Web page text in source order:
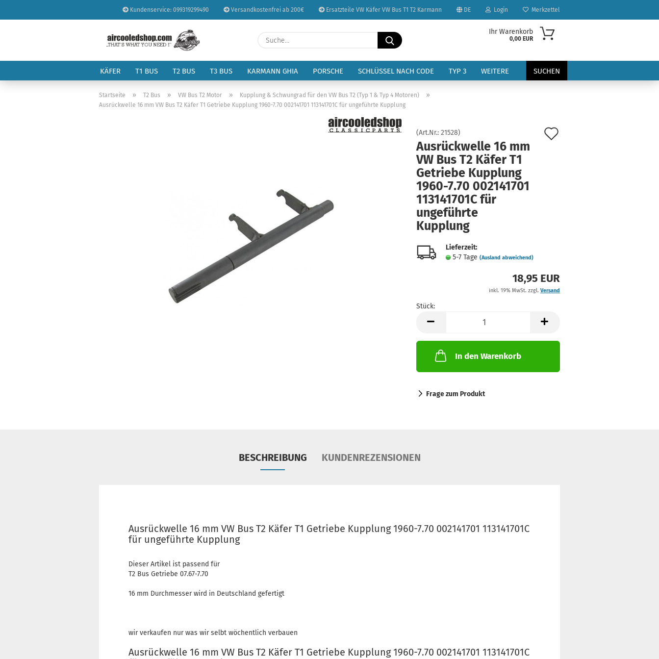
Kundenservice: 099319299490 Versandkostenfrei ab 200€ Ersatzteile VW Käfer VW Bus T1 T2 Karmann DE
Sprache auswählen
Lieferland
Login
Konto erstellen
Passwort vergessen?
Merkzettel
Suche...
Ihr Warenkorb
0,00 EUR
KÄFER T1 BUS T2 BUS T3 BUS KARMANN GHIA PORSCHE SCHLÜSSEL NACH CODE TYP 3 SUCHEN
WEITERE
Startseite » T2 Bus » VW Bus T2 Motor » Kupplung & Schwungrad für den VW Bus T2 (Typ 1 & Typ 4 Motoren) »
Ausrückwelle 16 mm VW Bus T2 Käfer T1 Getriebe Kupplung 1960-7.70 002141701 113141701C für ungeführte Kupplung
(Art.Nr.: 21528)
Ausrückwelle 16 mm
VW Bus T2 Käfer T1
Getriebe Kupplung
1960-7.70 002141701
113141701C für
ungeführte
Kupplung
Lieferzeit:
5-7 Tage (Ausland abweichend)
18,95 EUR
inkl. 19% MwSt. zzgl. Versand
Stück:
Stück
In den Warenkorb
Frage zum Produkt
BESCHREIBUNG KUNDENREZENSIONEN
Ausrückwelle 16 mm VW Bus T2 Käfer T1 Getriebe Kupplung 1960-7.70 002141701 113141701C
für ungeführte Kupplung
Dieser Artikel ist passend für
T2 Bus Getriebe 07.67-7.70
16 mm Durchmesser wird in Deutschland gefertigt
wir verkaufen nur was wir selbt wöchentlich verbauen
Ausrückwelle 16 mm VW Bus T2 Käfer T1 Getriebe Kupplung 1960-7.70 002141701 113141701C